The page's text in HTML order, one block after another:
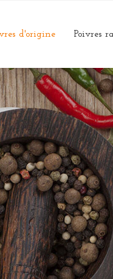
d'origine Poivres